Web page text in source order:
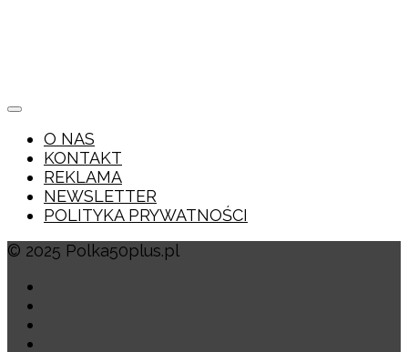
O NAS
KONTAKT
REKLAMA
NEWSLETTER
POLITYKA PRYWATNOŚCI
© 2025 Polka50plus.pl